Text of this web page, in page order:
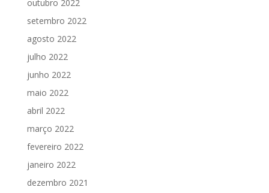
outubro 2022
setembro 2022
agosto 2022
julho 2022
junho 2022
maio 2022
abril 2022
março 2022
fevereiro 2022
janeiro 2022
dezembro 2021